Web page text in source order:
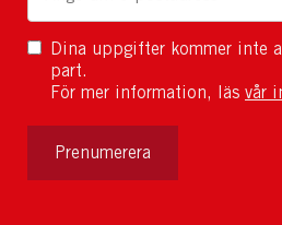
Dina uppgifter kommer inte
part.
För mer information, läs vår
Prenumerera